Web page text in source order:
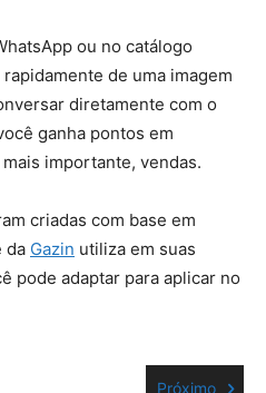
ou no catálogo
de uma imagem
diretamente com o
ganha pontos em
importante, vendas.
criadas com base em
da Gazin utiliza em suas
pode adaptar para aplicar no
Próximo